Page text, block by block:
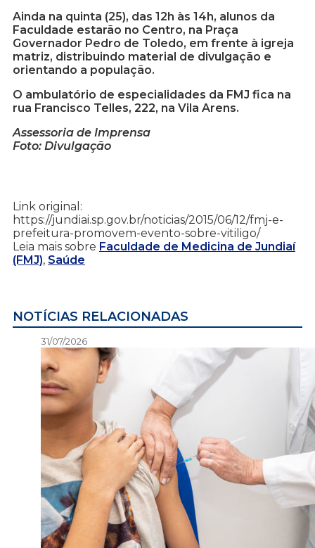
Ainda na quinta (25), das 12h às 14h, alunos da
Faculdade estarão no Centro, na Praça
Governador Pedro de Toledo, em frente à igreja
matriz, distribuindo material de divulgação e
orientando a população.
O ambulatório de especialidades da FMJ fica na
rua Francisco Telles, 222, na Vila Arens.
Assessoria de Imprensa
Foto: Divulgação
Link original:
https://jundiai.sp.gov.br/noticias/2015/06/12/fmj-e-
prefeitura-promovem-evento-sobre-vitiligo/
Leia mais sobre Faculdade de Medicina de Jundiaí
(FMJ), Saúde
NOTÍCIAS RELACIONADAS
31/07/2026